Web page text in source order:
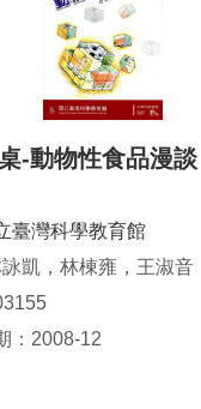
-動物性食品漫談
臺灣科學教育館
凱，林棟雍，王淑音
：2008-12